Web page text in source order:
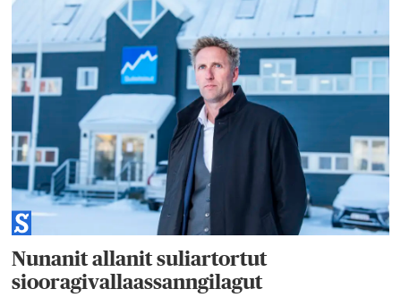
Nunanit allanit suliartortut
siooragivallaassanngilagut